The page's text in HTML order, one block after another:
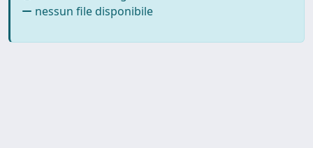
nessun file disponibile